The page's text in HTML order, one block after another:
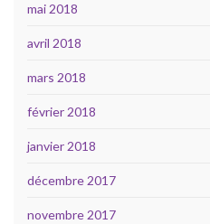
mai 2018
avril 2018
mars 2018
février 2018
janvier 2018
décembre 2017
novembre 2017